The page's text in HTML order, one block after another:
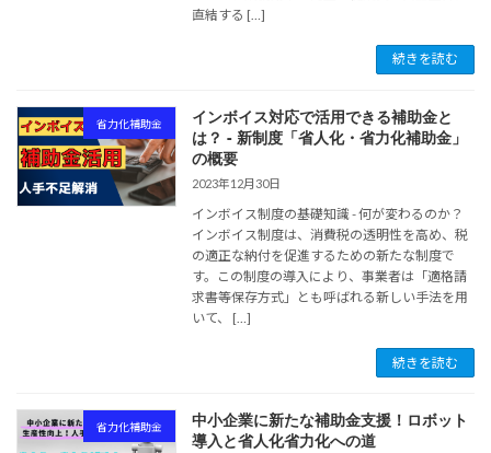
直結する […]
続きを読む
省力化補助金
インボイス対応で活用できる補助金と
は？ - 新制度「省人化・省力化補助金」
の概要
2023年12月30日
インボイス制度の基礎知識 - 何が変わるのか？
インボイス制度は、消費税の透明性を高め、税
の適正な納付を促進するための新たな制度で
す。この制度の導入により、事業者は「適格請
求書等保存方式」とも呼ばれる新しい手法を用
いて、 […]
続きを読む
省力化補助金
中小企業に新たな補助金支援！ロボット
導入と省人化省力化への道